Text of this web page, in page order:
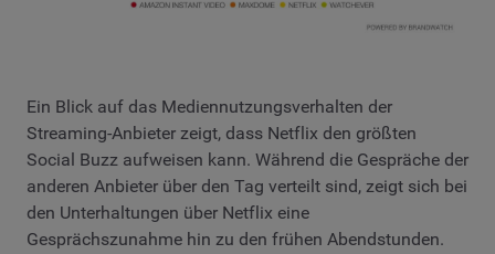
Ein Blick auf das Mediennutzungsverhalten der
Streaming-Anbieter zeigt, dass Netflix den größten
Social Buzz aufweisen kann. Während die Gespräche der
anderen Anbieter über den Tag verteilt sind, zeigt sich bei
den Unterhaltungen über Netflix eine
Gesprächszunahme hin zu den frühen Abendstunden.